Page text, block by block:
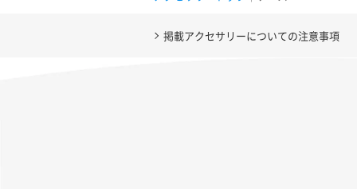
掲載アクセサリーについての注意事項